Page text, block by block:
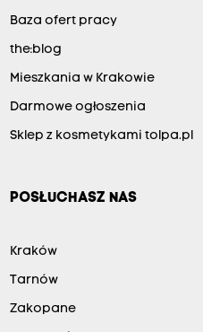
Baza ofert pracy
the:blog
Mieszkania w Krakowie
Darmowe ogłoszenia
Sklep z kosmetykami tolpa.pl
POSŁUCHASZ NAS
Kraków
Tarnów
Zakopane